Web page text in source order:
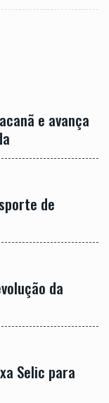
e avança
de
da
Selic para